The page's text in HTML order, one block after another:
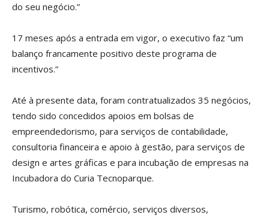
do seu negócio.”
17 meses após a entrada em vigor, o executivo faz “um
balanço francamente positivo deste programa de
incentivos.”
Até à presente data, foram contratualizados 35 negócios,
tendo sido concedidos apoios em bolsas de
empreendedorismo, para serviços de contabilidade,
consultoria financeira e apoio à gestão, para serviços de
design e artes gráficas e para incubação de empresas na
Incubadora do Curia Tecnoparque.
Turismo, robótica, comércio, serviços diversos,